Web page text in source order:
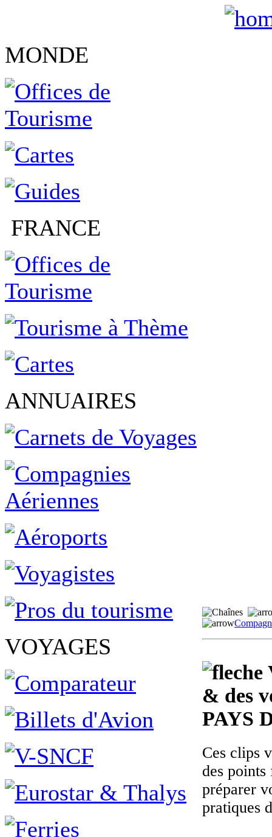
MONDE
FRANCE
ANNUAIRES
VOYAGES
& des
PAYS
Ces clips
des
préparer
pratiques